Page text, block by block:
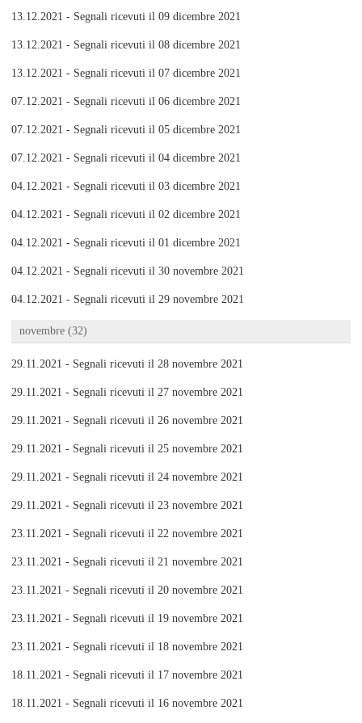
13.12.2021 - Segnali ricevuti il 09 dicembre 2021
13.12.2021 - Segnali ricevuti il 08 dicembre 2021
13.12.2021 - Segnali ricevuti il 07 dicembre 2021
07.12.2021 - Segnali ricevuti il 06 dicembre 2021
07.12.2021 - Segnali ricevuti il 05 dicembre 2021
07.12.2021 - Segnali ricevuti il 04 dicembre 2021
04.12.2021 - Segnali ricevuti il 03 dicembre 2021
04.12.2021 - Segnali ricevuti il 02 dicembre 2021
04.12.2021 - Segnali ricevuti il 01 dicembre 2021
04.12.2021 - Segnali ricevuti il 30 novembre 2021
04.12.2021 - Segnali ricevuti il 29 novembre 2021
novembre (32)
29.11.2021 - Segnali ricevuti il 28 novembre 2021
29.11.2021 - Segnali ricevuti il 27 novembre 2021
29.11.2021 - Segnali ricevuti il 26 novembre 2021
29.11.2021 - Segnali ricevuti il 25 novembre 2021
29.11.2021 - Segnali ricevuti il 24 novembre 2021
29.11.2021 - Segnali ricevuti il 23 novembre 2021
23.11.2021 - Segnali ricevuti il 22 novembre 2021
23.11.2021 - Segnali ricevuti il 21 novembre 2021
23.11.2021 - Segnali ricevuti il 20 novembre 2021
23.11.2021 - Segnali ricevuti il 19 novembre 2021
23.11.2021 - Segnali ricevuti il 18 novembre 2021
18.11.2021 - Segnali ricevuti il 17 novembre 2021
18.11.2021 - Segnali ricevuti il 16 novembre 2021